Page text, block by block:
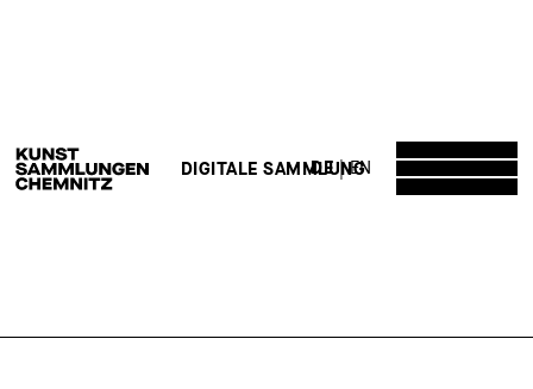
DE EN
DIGITALE SAMMLUNG